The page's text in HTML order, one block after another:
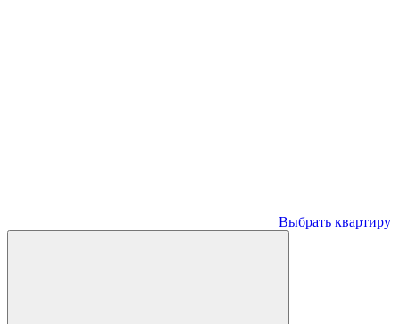
Выбрать квартиру